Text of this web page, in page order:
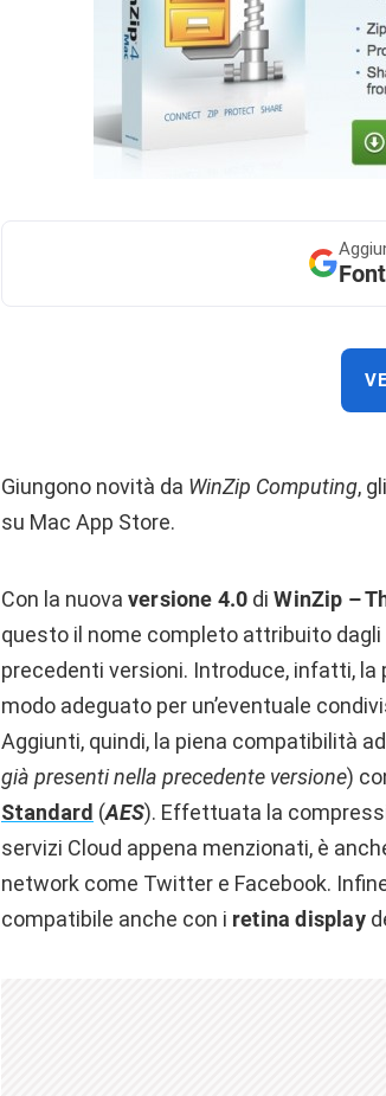
Giungono novità da WinZip Computing,
su Mac App Store.
Con la nuova versione 4.0 diWinZip –
questo il nome completo attribuito
precedenti versioni. Introduce, infatti,
modo adeguato per un’eventuale
Aggiunti, quindi, la piena compatibilità ad
già presenti nella precedente versione)
Standard (AES). Effettuata la
servizi Cloud appena menzionati, è
network come Twitter e Facebook.
compatibile anche con i retina display